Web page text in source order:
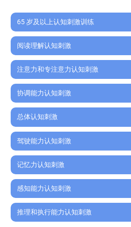
65 岁及以上认知刺激训练
阅读理解认知刺激
注意力和专注意力认知刺激
协调能力认知刺激
总体认知刺激
驾驶能力认知刺激
记忆力认知刺激
感知能力认知刺激
推理和执行能力认知刺激